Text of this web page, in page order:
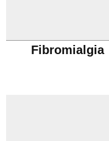
Fibromialgia